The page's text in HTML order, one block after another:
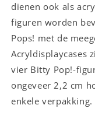
dienen ook als
figuren worden
Pops! met de
Acryldisplaycases
vier Bitty Pop!-
ongeveer 2,2 cm
enkele verpakking.